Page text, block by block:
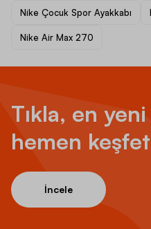
Nike Çocuk Spor Ayakkabı
Nike Air Max 270
Tıkla, en
hemen
İncele